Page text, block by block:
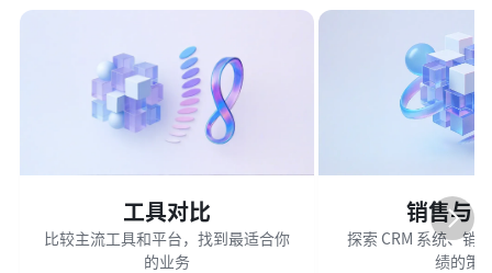
工具对比
比较主流工具和平台，找到最适合你
的业务
销售与
探索 CRM 系统、销
绩的策